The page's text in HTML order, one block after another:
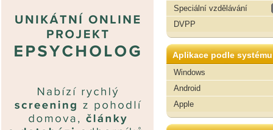
Speciální vzdělávání
DVPP
Aplikace podle systému
Windows
Android
Apple